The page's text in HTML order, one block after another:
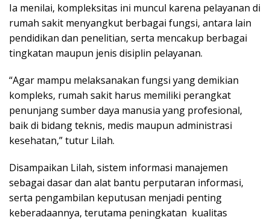
Ia menilai, kompleksitas ini muncul karena pelayanan di
rumah sakit menyangkut berbagai fungsi, antara lain
pendidikan dan penelitian, serta mencakup berbagai
tingkatan maupun jenis disiplin pelayanan.
“Agar mampu melaksanakan fungsi yang demikian
kompleks, rumah sakit harus memiliki perangkat
penunjang sumber daya manusia yang profesional,
baik di bidang teknis, medis maupun administrasi
kesehatan,” tutur Lilah.
Disampaikan Lilah, sistem informasi manajemen
sebagai dasar dan alat bantu perputaran informasi,
serta pengambilan keputusan menjadi penting
keberadaannya, terutama peningkatan kualitas